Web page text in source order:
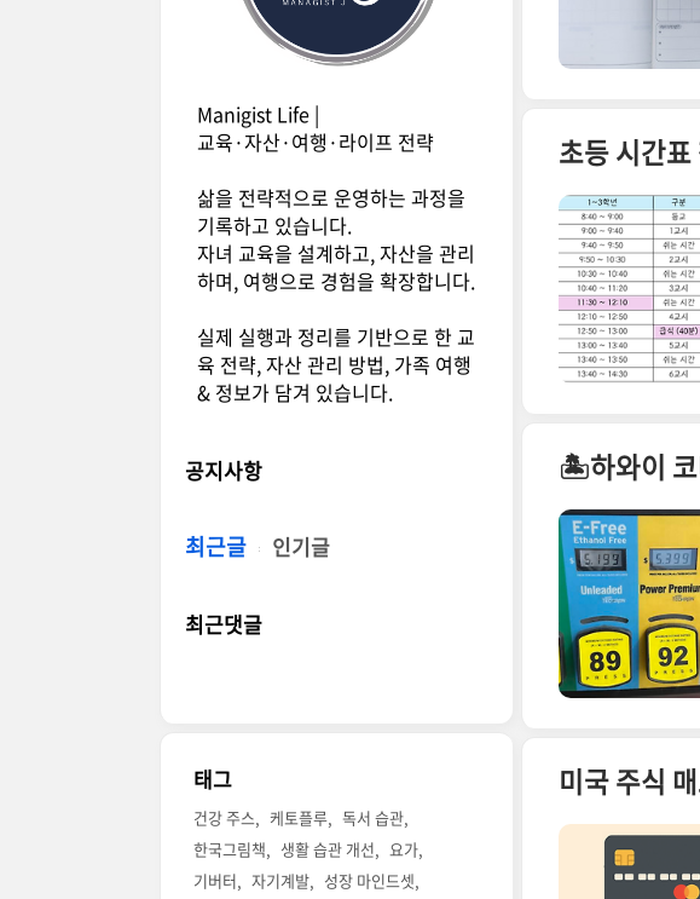
초등 시간
미국 주식
Manigist Life |
교육·자산·여행·라이프 전략
삶을 전략적으로 운영하는 과정을
기록하고 있습니다.
자녀 교육을 설계하고, 자산을 관리
하며, 여행으로 경험을 확장합니다.
실제 실행과 정리를 기반으로 한 교
육 전략, 자산 관리 방법, 가족 여행
& 정보가 담겨 있습니다.
공지사항
최근글 인기글
최근댓글
태그
건강 주스 케토플루
독서 습관
한국그림책
생활 습관 개선
요가
기버터
자기계발
성장 마인드셋